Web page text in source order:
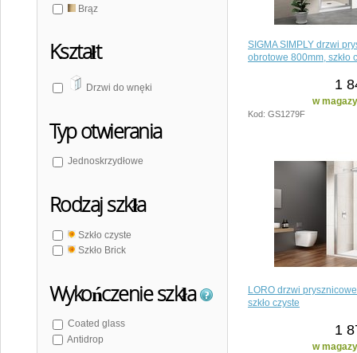
Brąz
Kształt
Drzwi do wnęki
Typ otwierania
Jednoskrzydłowe
Rodzaj szkła
Szkło czyste
Szkło Brick
Wykończenie szkła
Coated glass
Antidrop
SIGMA SIMPLY drzwi
obrotowe 800mm, szkło
1
w
Kod: GS1279F
LORO drzwi
szkło czyste
1
w